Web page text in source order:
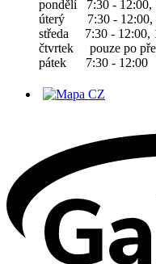
pondělí 7:30 - 12:00,
úterý 7:30 - 12:00,
středa 7:30 - 12:00,
čtvrtek pouze po
pátek 7:30 - 12:00